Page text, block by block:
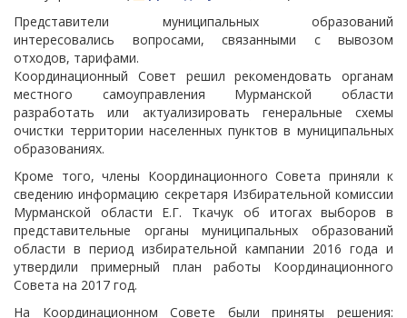
Представители муниципальных образований
интересовались вопросами, связанными с вывозом
отходов, тарифами.
Координационный Совет решил рекомендовать органам
местного самоуправления Мурманской области
разработать или актуализировать генеральные схемы
очистки территории населенных пунктов в муниципальных
образованиях.
Кроме того, члены Координационного Совета приняли к
сведению информацию секретаря Избирательной комиссии
Мурманской области Е.Г. Ткачук об итогах выборов в
представительные органы муниципальных образований
области в период избирательной кампании 2016 года и
утвердили примерный план работы Координационного
Совета на 2017 год.
На Координационном Совете были приняты решения: